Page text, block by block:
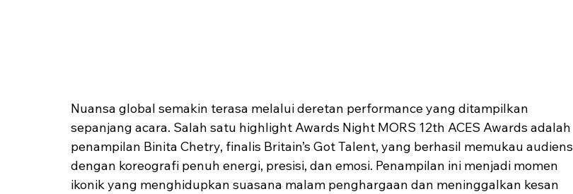
Nuansa global semakin terasa melalui deretan performance yang ditampilkan
sepanjang acara. Salah satu highlight Awards Night MORS 12th ACES Awards adalah
penampilan Binita Chetry, finalis Britain’s Got Talent, yang berhasil memukau audiens
dengan koreografi penuh energi, presisi, dan emosi. Penampilan ini menjadi momen
ikonik yang menghidupkan suasana malam penghargaan dan meninggalkan kesan